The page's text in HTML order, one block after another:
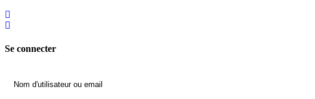
Se connecter